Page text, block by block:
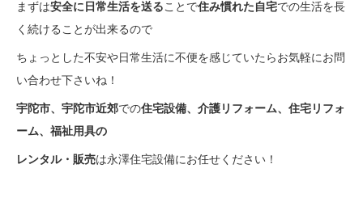
まずは安全に日常生活を送ることで住み慣れた自宅での生活を長
く続けることが出来るので
ちょっとした不安や日常生活に不便を感じていたらお気軽にお問
い合わせ下さいね！
宇陀市、宇陀市近郊での住宅設備、介護リフォーム、住宅リフォ
ーム、福祉用具の
レンタル・ 販売は永澤住宅設備にお任せください！